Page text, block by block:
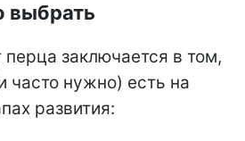
выбрать
заключается в том,
часто нужно) есть на
развития: